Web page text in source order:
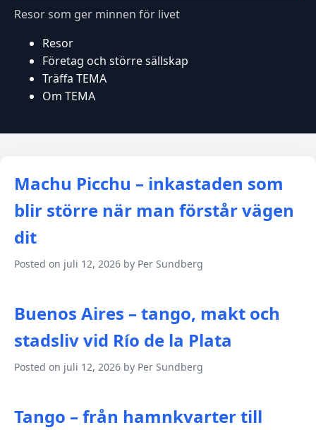
Resor som ger minnen för livet
Resor
Företag och större sällskap
Träffa TEMA
Om TEMA
Machu Picchu – inkastaden som
blir större när man förstår vägen
dit
Posted on juli 12, 2026 by Per Sundberg
Buenos Aires – tango, makt och
stadsliv vid Río de la Plata
Posted on juli 12, 2026 by Per Sundberg
Tango – från hamnkvarter till